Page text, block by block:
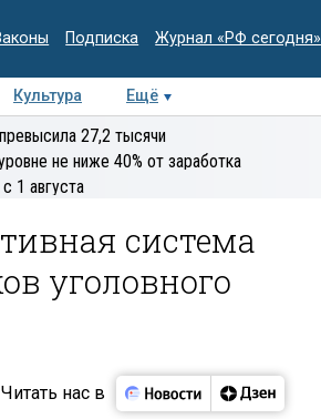
Подписка Журнал «РФ сегодня»
Культура Ещё
Колумнисты
экспертиза
27,2 тысячи
не ниже 40% от заработка
1 августа
система
уголовного
Читать нас в